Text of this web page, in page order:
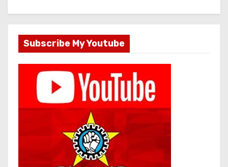
Subscribe My Youtube